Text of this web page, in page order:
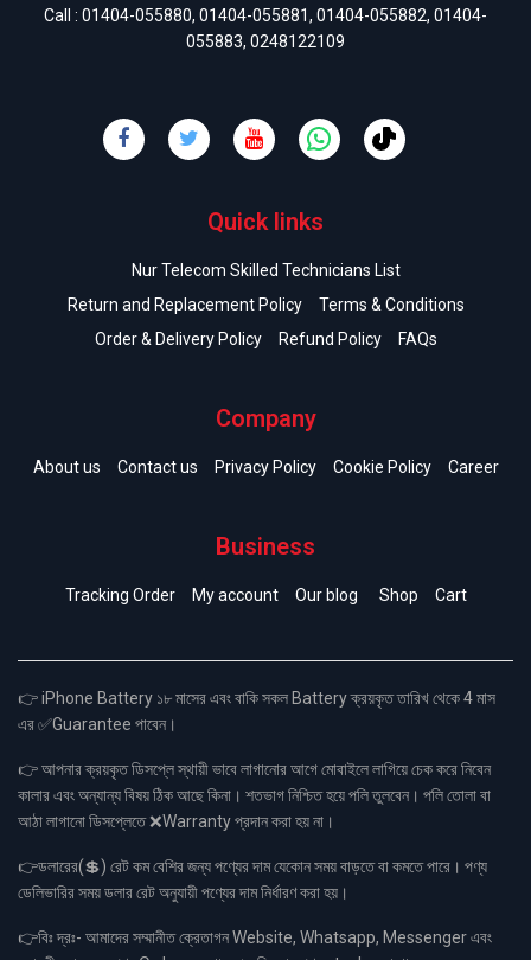
Call : 01404-055880, 01404-055881, 01404-055882, 01404-
055883, 0248122109
Quick links
Nur Telecom Skilled Technicians List
Return and Replacement Policy
Terms & Conditions
Order & Delivery Policy
Refund Policy FAQs
Company
About us Contact us Privacy Policy Cookie Policy Career
Business
Tracking Order My account Our blog Shop Cart
👉 iPhone Battery ১৮ মাসের এবং বাকি সকল Battery ক্রয়কৃত তারিখ থেকে 4 মাস
এর ✅Guarantee পাবেন।
👉 আপনার ক্রয়কৃত ডিসপ্লে স্থায়ী ভাবে লাগানোর আগে মোবাইলে লাগিয়ে চেক করে নিবেন
কালার এবং অন্যান্য বিষয় ঠিক আছে কিনা। শতভাগ নিশ্চিত হয়ে পলি তুলবেন। পলি তোলা বা
আঠা লাগানো ডিসপ্লেতে ❌Warranty প্রদান করা হয় না।
👉ডলারের(💲) রেট কম বেশির জন্য পণ্যের দাম যেকোন সময় বাড়তে বা কমতে পারে। পণ্য
ডেলিভারির সময় ডলার রেট অনুযায়ী পণ্যের দাম নির্ধারণ করা হয়।
👉বিঃ দ্রঃ- আমাদের সম্মানীত ক্রেতাগন Website, Whatsapp, Messenger এবং